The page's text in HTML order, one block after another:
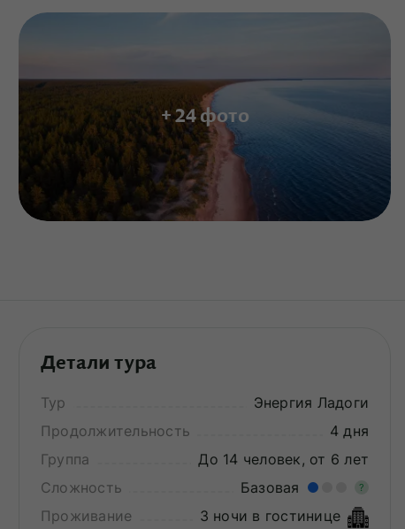
+ 24 фото
Детали тура
Тур
Энергия Ладоги
Продолжительность
4 дня
Группа
До 14 человек, от 6 лет
Сложность
Базовая ?
Проживание 3 ночи в гостинице